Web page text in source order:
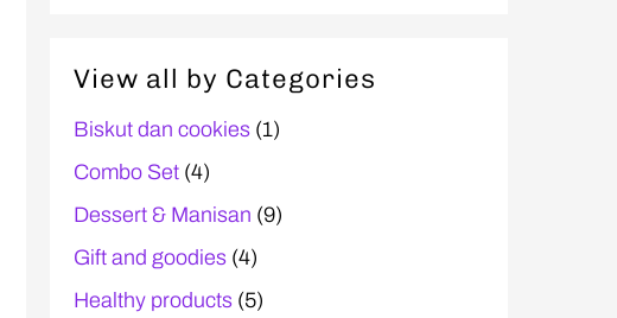
View all by Categories
Biskut dan cookies (1)
Combo Set (4)
Dessert & Manisan (9)
Gift and goodies (4)
Healthy products (5)